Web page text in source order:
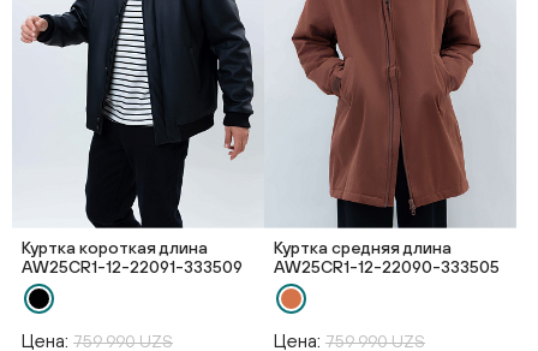
Куртка короткая длина
AW25CR1-12-22091-333509
Цена: 759 990 UZS
Куртка средняя длина
AW25CR1-12-22090-333505
Цена: 759 990 UZS